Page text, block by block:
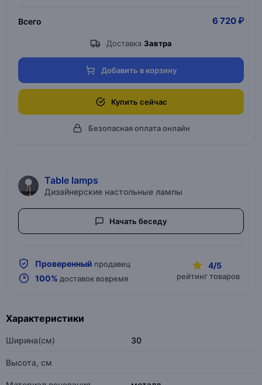
Всего 6 720 ₽
Доставка Завтра
Добавить в корзину
Купить сейчас
Безопасная оплата онлайн
Table lamps
Дизайнерские настольные лампы
Начать беседу
Проверенный продавец
100% доставок вовремя
4/5
рейтинг товаров
Характеристики
Ширина(см) 30
Высота, см